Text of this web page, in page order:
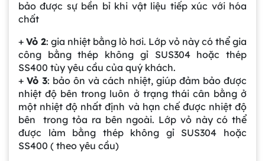
bảo được sự bền bỉ khi vật liệu tiếp xúc với hóa
chất
+ Vỏ 2: gia nhiệt bằng lò hơi. Lớp vỏ này có thể gia
công bằng thép không gỉ SUS304 hoặc thép
SS400 tùy yêu cầu của quý khách.
+ Vỏ 3: bảo ôn và cách nhiệt, giúp đảm bảo được
nhiệt độ bên trong luôn ở trạng thái cân bằng ở
một nhiệt độ nhất định và hạn chế được nhiệt độ
bên trong tỏa ra bên ngoài. Lớp vỏ này có thể
được làm bằng thép không gỉ SUS304 hoặc
SS400 ( theo yêu cầu)
Gia công bồn khuấy, silo chứa nguyên liệu
tại công ty Á Âu